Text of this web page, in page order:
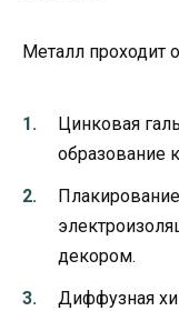
Металл проходит
Цинковая
образование
декором.
Диффузная